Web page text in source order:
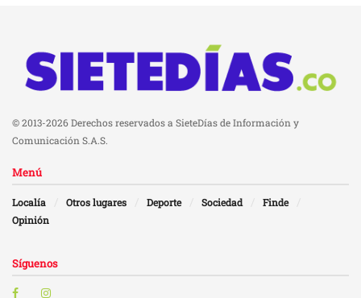
© 2013-2026 Derechos reservados a SieteDías de Información y
Comunicación S.A.S.
Menú
Localía Otros lugares Deporte Sociedad
Finde
Opinión
Síguenos